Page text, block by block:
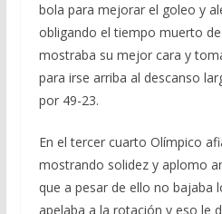
bola para mejorar el goleo y
obligando el tiempo muerto
mostraba su mejor cara y
para irse arriba al descanso
por 49-23.
En el tercer cuarto Olímpico
mostrando solidez y aplomo
que a pesar de ello no bajaba
apelaba a la rotación y eso le